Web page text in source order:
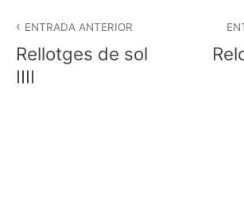
d'entrades
ENTRADA ANTERIOR
Rellotges de sol
IIII